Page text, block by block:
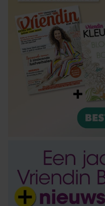
partners kunnen deze
informatie die u aan ze
verzameld op basis van
gaat akkoord met onze
gebruiken.